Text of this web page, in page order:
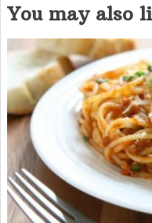
You may also